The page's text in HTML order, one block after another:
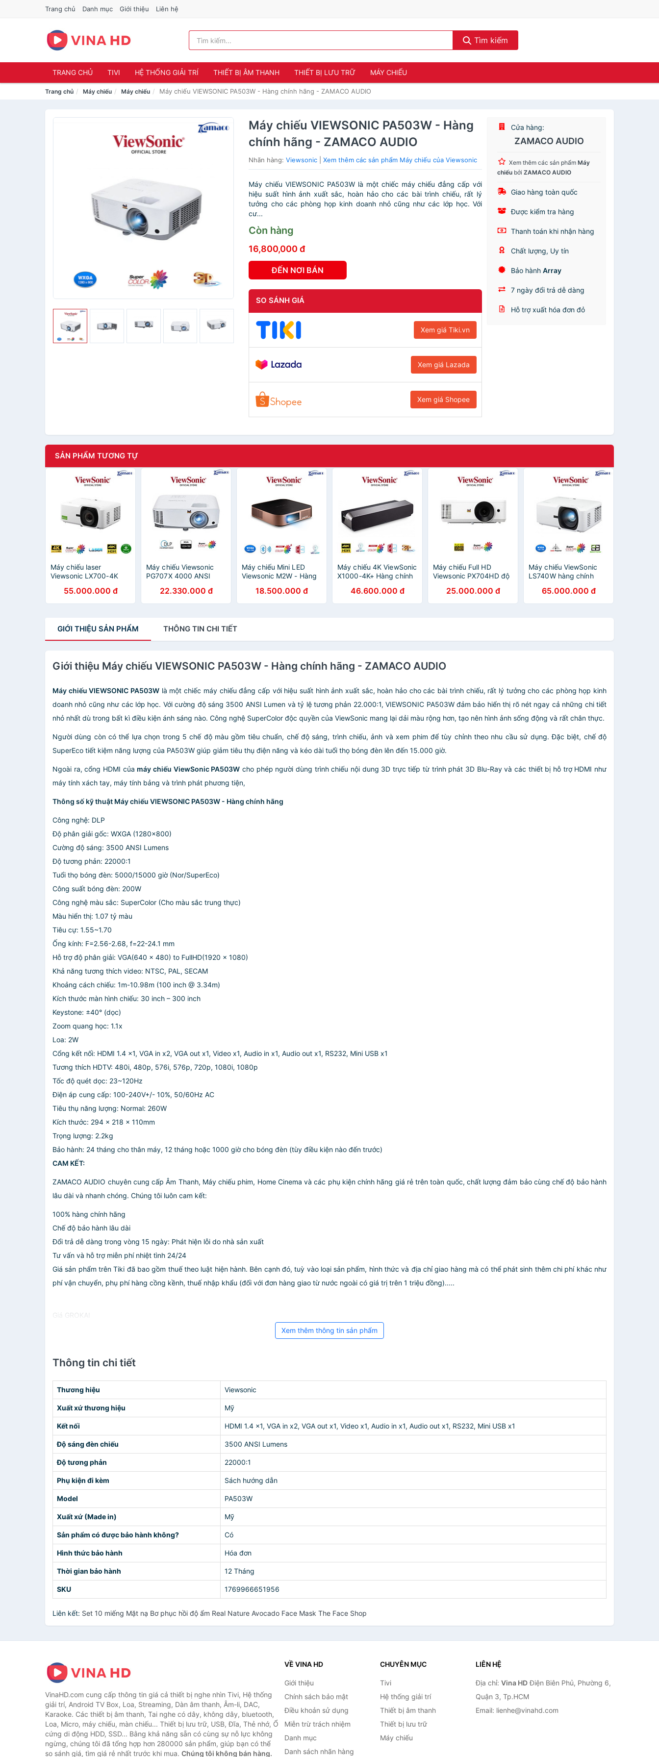
Trang chủ Danh mục Giới thiệu Liên hệ
Tìm kiếm
TRANG CHỦ TIVI HỆ THỐNG GIẢI TRÍ THIẾT BỊ ÂM THANH THIẾT BỊ LƯU TRỮ MÁY CHIẾU
Trang chủ Máy chiếu Máy chiếu Máy chiếu VIEWSONIC PA503W - Hàng chính hãng - ZAMACO AUDIO
Máy chiếu VIEWSONIC PA503W - Hàng
chính hãng - ZAMACO AUDIO
Nhãn hàng:Viewsonic |Xem thêm các sản phẩm Máy chiếu của Viewsonic
Máy chiếu VIEWSONIC PA503W là một chiếc máy chiếu đẳng cấp với
hiệu suất hình ảnh xuất sắc, hoàn hảo cho các bài trình chiếu, rất lý
tưởng cho các phòng họp kinh doanh nhỏ cũng như các lớp học. Với
cư...
Còn hàng
16,800,000 đ
ĐẾN NƠI BÁN
SO SÁNH GIÁ
Xem giá Tiki.vn
Xem giá Lazada
Xem giá Shopee
Cửa hàng:
ZAMACO AUDIO
Xem thêm các sản phẩmMáy
chiếu bởiZAMACO AUDIO
Giao hàng toàn quốc
Được kiểm tra hàng
Thanh toán khi nhận hàng
Chất lượng, Uy tín
Bảo hànhArray
7 ngày đổi trả dễ dàng
Hỗ trợ xuất hóa đơn đỏ
SẢN PHẨM TƯƠNG TỰ
Máy chiếu laser
Viewsonic LX700-4K
hàng chính hãng -
ZAMACO AUDIO
55.000.000 đ
Máy chiếu Viewsonic
PG707X 4000 ANSI
hãng - ZAMACO AUDIO
22.330.000 đ
Máy chiếu Mini LED
Viewsonic M2W - Hàng
AUDIO18.500.000 đ
Máy chiếu 4K ViewSonic
X1000-4K+ Hàng chính
46.600.000 đ
Máy chiếu Full HD
Viewsonic PX704HD độ
Lumens, hàng chính
hãng - ZAMACO AUDIO
25.000.000 đ
Máy chiếu ViewSonic
LS740W hàng chính
65.000.000 đ
GIỚI THIỆU SẢN PHẨM THÔNG TIN CHI TIẾT
Giới thiệu Máy chiếu VIEWSONIC PA503W - Hàng chính hãng - ZAMACO AUDIO
Máy chiếu VIEWSONIC PA503W là một chiếc máy chiếu đẳng cấp với hiệu suất hình ảnh xuất sắc, hoàn hảo cho các bài trình chiếu, rất lý tưởng cho các phòng họp kinh
doanh nhỏ cũng như các lớp học. Với cường độ sáng 3500 ANSI Lumen và tỷ lệ tương phản 22.000:1, VIEWSONIC PA503W đảm bảo hiển thị rõ nét ngay cả những chi tiết
nhỏ nhất dù trong bất kì điều kiện ánh sáng nào. Công nghệ SuperColor độc quyền của ViewSonic mang lại dải màu rộng hơn, tạo nên hình ảnh sống động và rất chân thực.
Người dùng còn có thể lựa chọn trong 5 chế độ màu gồm tiêu chuẩn, chế độ sáng, trình chiếu, ảnh và xem phim để tùy chỉnh theo nhu cầu sử dụng. Đặc biệt, chế độ
SuperEco tiết kiệm năng lượng của PA503W giúp giảm tiêu thụ điện năng và kéo dài tuổi thọ bóng đèn lên đến 15.000 giờ.
Ngoài ra, cổng HDMI của máy chiếu ViewSonic PA503W cho phép người dùng trình chiếu nội dung 3D trực tiếp từ trình phát 3D Blu-Ray và các thiết bị hỗ trợ HDMI như
máy tính xách tay, máy tính bảng và trình phát phương tiện,
Thông số kỹ thuật Máy chiếu VIEWSONIC PA503W - Hàng chính hãng
Công nghệ: DLP
Độ phân giải gốc: WXGA (1280x800)
Cường độ sáng: 3500 ANSI Lumens
Độ tương phản: 22000:1
Tuổi thọ bóng đèn: 5000/15000 giờ (Nor/SuperEco)
Công suất bóng đèn: 200W
Công nghệ màu sắc: SuperColor (Cho màu sắc trung thực)
Màu hiển thị: 1.07 tỷ màu
Tiêu cự: 1.55~1.70
Ống kính: F=2.56-2.68, f=22-24.1 mm
Hỗ trợ độ phân giải: VGA(640 x 480) to FullHD(1920 x 1080)
Khả năng tương thích video: NTSC, PAL, SECAM
Khoảng cách chiếu: 1m-10.98m (100 inch @ 3.34m)
Kích thước màn hình chiếu: 30 inch – 300 inch
Keystone: ±40° (dọc)
Zoom quang học: 1.1x
Loa: 2W
Cổng kết nối: HDMI 1.4 x1, VGA in x2, VGA out x1, Video x1, Audio in x1, Audio out x1, RS232, Mini USB x1
Tương thích HDTV: 480i, 480p, 576i, 576p, 720p, 1080i, 1080p
Tốc độ quét dọc: 23~120Hz
Điện áp cung cấp: 100-240V+/- 10%, 50/60Hz AC
Tiêu thụ năng lượng: Normal: 260W
Kích thước: 294 x 218 x 110mm
Trọng lượng: 2.2kg
Bảo hành: 24 tháng cho thân máy, 12 tháng hoặc 1000 giờ cho bóng đèn (tùy điều kiện nào đến trước)
CAM KẾT:
ZAMACO AUDIO chuyên cung cấp Âm Thanh, Máy chiếu phim, Home Cinema và các phụ kiện chính hãng giá rẻ trên toàn quốc, chất lượng đảm bảo cùng chế độ bảo hành
lâu dài và nhanh chóng. Chúng tôi luôn cam kết:
100% hàng chính hãng
Chế độ bảo hành lâu dài
Đổi trả dễ dàng trong vòng 15 ngày: Phát hiện lỗi do nhà sản xuất
Tư vấn và hỗ trợ miễn phí nhiệt tình 24/24
Giá sản phẩm trên Tiki đã bao gồm thuế theo luật hiện hành. Bên cạnh đó, tuỳ vào loại sản phẩm, hình thức và địa chỉ giao hàng mà có thể phát sinh thêm chi phí khác như
phí vận chuyển, phụ phí hàng cồng kềnh, thuế nhập khẩu (đối với đơn hàng giao từ nước ngoài có giá trị trên 1 triệu đồng).....
Giá GROKAI
Xem thêm thông tin sản phẩm
Thông tin chi tiết
Thương hiệu Viewsonic
Xuất xứ thương hiệu Mỹ
Kết nối HDMI 1.4 x1, VGA in x2, VGA out x1, Video x1, Audio in x1, Audio out x1, RS232, Mini USB x1
Độ sáng đèn chiếu 3500 ANSI Lumens
Độ tương phản 22000:1
Phụ kiện đi kèm Sách hướng dẫn
Model PA503W
Xuất xứ (Made in) Mỹ
Sản phẩm có được bảo hành không? Có
Hình thức bảo hành Hóa đơn
Thời gian bảo hành 12 Tháng
SKU 1769966651956
Liên kết: Set 10 miếng Mặt nạ Bơ phục hồi độ ẩm Real Nature Avocado Face Mask The Face Shop
VinaHD.com cung cấp thông tin giá cả thiết bị nghe nhìn Tivi, Hệ thống
giải trí, Android TV Box, Loa, Streaming, Dàn âm thanh, Âm-li, DAC,
Karaoke. Các thiết bị âm thanh, Tai nghe có dây, không dây, bluetooth,
Loa, Micro, máy chiếu, màn chiếu... Thiết bị lưu trữ, USB, Đĩa, Thẻ nhớ, Ổ
cứng di động HDD, SSD... Bằng khả năng sẵn có cùng sự nỗ lực không
ngừng, chúng tôi đã tổng hợp hơn 280000 sản phẩm, giúp bạn có thể
so sánh giá, tìm giá rẻ nhất trước khi mua. Chúng tôi không bán hàng.
VỀ VINA HD
Giới thiệu
Chính sách bảo mật
Điều khoản sử dụng
Miễn trừ trách nhiệm
Danh mục
Danh sách nhãn hàng
CHUYÊN MỤC
Tivi
Hệ thống giải trí
Thiết bị âm thanh
Thiết bị lưu trữ
Máy chiếu
LIÊN HỆ
Địa chỉ: Vina HDĐiện Biên Phủ, Phường 6,
Quận 3, Tp.HCM
Email: lienhe@vinahd.com